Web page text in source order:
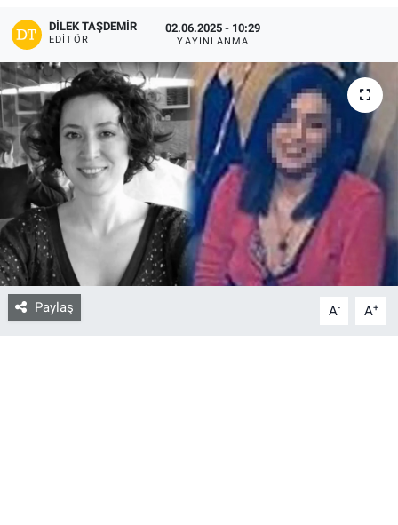
DILEK TAŞDEMIR
EDITÖR
02.06.2025 - 10:29
YAYINLANMA
Paylaş A- A+
RESMİ İLANLAR
İLAN
Bize ulaşın
İletişim/Künye
Yaşam
Gözden Kaçmasın
İletişim (Künye)